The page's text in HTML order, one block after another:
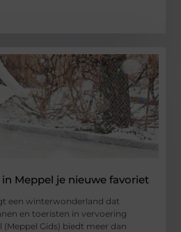
Meppel je nieuwe favoriet
een winterwonderland dat
en toeristen in vervoering
Gids) biedt meer dan